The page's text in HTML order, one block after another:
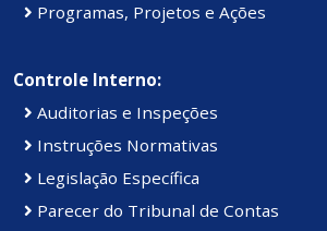
Programas, Projetos e Ações
Controle Interno:
Auditorias e Inspeções
Instruções Normativas
Legislação Específica
Parecer do Tribunal de Contas